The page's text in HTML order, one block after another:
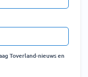
Toverland-nieuws en